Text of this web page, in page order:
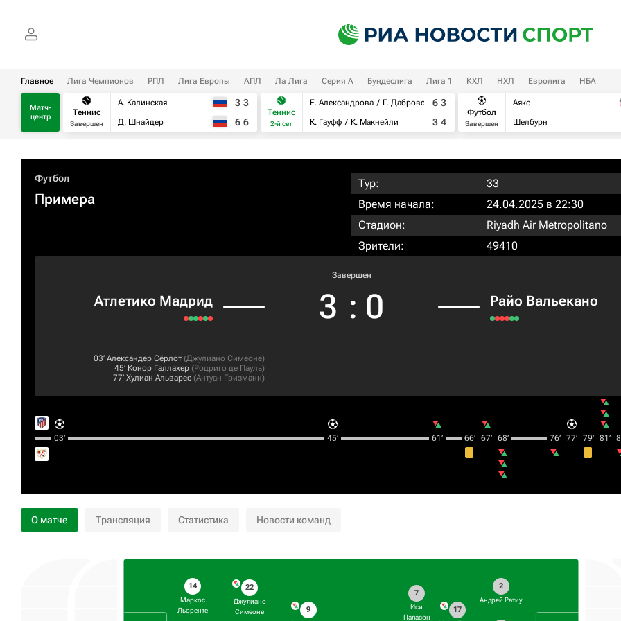
Главное Лига Чемпионов РПЛ Лига Европы АПЛ Ла Лига Серия А Бундеслига Лига 1 КХЛ НХЛ Евролига НБА
Матч-
центр
Теннис
Завершен
А. Калинская
Д. Шнайдер
3 3
6 6
Теннис
2-й сет
Е. Александрова
Г. Дабровски
К. Гауфф
К. Макнейли
6 3
3 4
Футбол
Завершен
Аякс
Шелбурн
Футбол
Примера
Тур:
33
Время начала:
24.04.2025 в 22:30
Стадион:
Riyadh Air Metropolitano
Зрители:
49410
Атлетико Мадрид
Завершен
3 : 0 Райо Вальекано
03‎’‎ Александер Сёрлот (Джулиано Симеоне)
45‎’‎ Конор Галлахер (Родриго де Пауль)
77‎’‎ Хулиан Альварес (Антуан Гризманн)
03‎’‎ 45‎’‎ 61‎’‎ 66‎’‎ 67‎’‎ 68‎’‎ 76‎’‎ 77‎’‎ 79‎’‎ 81‎’‎
О матче Трансляция Статистика Новости команд
14
Маркос
Льоренте
22
Джулиано
Симеоне
9
2
Андрей Ратиу
17
7
Иси
Паласон